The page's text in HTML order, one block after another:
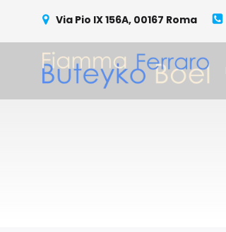
Via Pio IX 156A, 00167 Roma